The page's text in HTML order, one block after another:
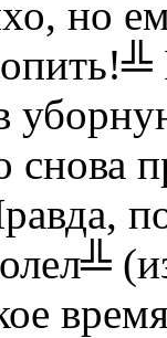
но
снова